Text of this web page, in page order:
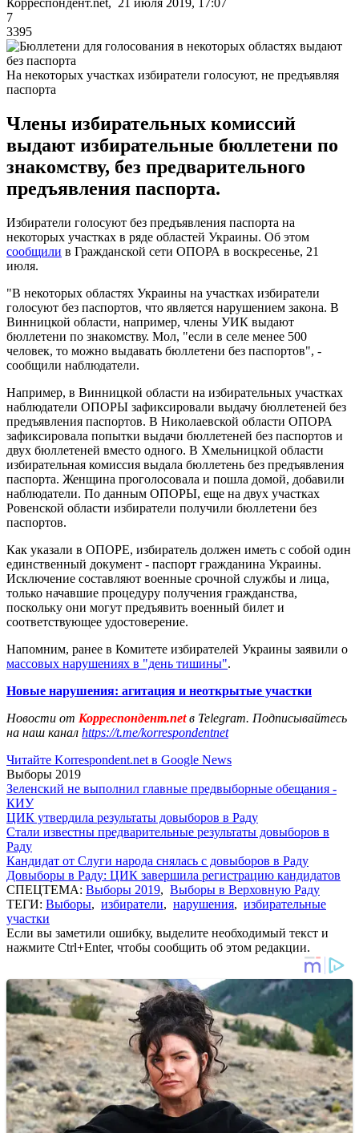
7
3395
На некоторых участках избиратели голосуют, не предъявляя
паспорта
Члены избирательных комиссий
выдают избирательные бюллетени по
знакомству, без предварительного
предъявления паспорта.
Избиратели голосуют без предъявления паспорта на
некоторых участках в ряде областей Украины. Об этом
сообщили в Гражданской сети ОПОРА в воскресенье, 21
июля.
"В некоторых областях Украины на участках избиратели
голосуют без паспортов, что является нарушением закона. В
Винницкой области, например, члены УИК выдают
бюллетени по знакомству. Мол, "если в селе менее 500
человек, то можно выдавать бюллетени без паспортов", -
сообщили наблюдатели.
Например, в Винницкой области на избирательных участках
наблюдатели ОПОРЫ зафиксировали выдачу бюллетеней без
предъявления паспортов. В Николаевской области ОПОРА
зафиксировала попытки выдачи бюллетеней без паспортов и
двух бюллетеней вместо одного. В Хмельницкой области
избирательная комиссия выдала бюллетень без предъявления
паспорта. Женщина проголосовала и пошла домой, добавили
наблюдатели. По данным ОПОРЫ, еще на двух участках
Ровенской области избиратели получили бюллетени без
паспортов.
Как указали в ОПОРЕ, избиратель должен иметь с собой один
единственный документ - паспорт гражданина Украины.
Исключение составляют военные срочной службы и лица,
только начавшие процедуру получения гражданства,
поскольку они могут предъявить военный билет и
соответствующее удостоверение.
Напомним, ранее в Комитете избирателей Украины заявили о
массовых нарушениях в "день тишины".
Новые нарушения: агитация и неоткрытые участки
Новости от Корреспондент.netв Telegram. Подписывайтесь
на наш канал https://t.me/korrespondentnet
Читайте Korrespondent.net в Google News
Выборы 2019
Зеленский не выполнил главные предвыборные обещания -
КИУ
ЦИК утвердила результаты довыборов в Раду
Стали известны предварительные результаты довыборов в
Раду
Кандидат от Слуги народа снялась с довыборов в Раду
Довыборы в Раду: ЦИК завершила регистрацию кандидатов
СПЕЦТЕМА: Выборы 2019, Выборы в Верховную Раду
ТЕГИ: Выборы, избиратели, нарушения, избирательные
участки
Если вы заметили ошибку, выделите необходимый текст и
нажмите Ctrl+Enter, чтобы сообщить об этом редакции.